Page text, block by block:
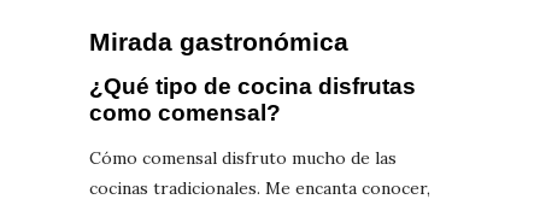
Mirada gastronómica
¿Qué tipo de cocina disfrutas
como comensal?
Cómo comensal disfruto mucho de las
cocinas tradicionales. Me encanta conocer,